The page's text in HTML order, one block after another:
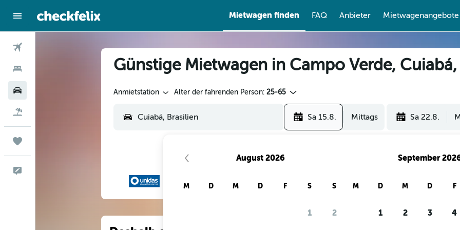
Mietwagen finden FAQ Anbieter Mietwagenangebote
Günstige Mietwagen in Campo Verde,
Anmietstation Alter der fahrenden Person: 25-65
Sa 15.8. Mittags Sa 22.8.
August 2026
M D M D F S S
1 2
September
M D M D F
1 2 3 4